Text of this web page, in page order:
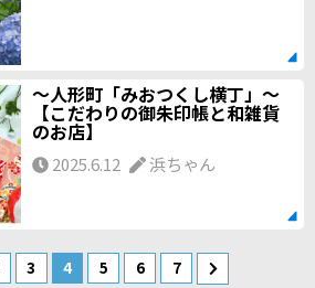
～人形町「みおつくし横丁」～
【こだわりの御朱印帳と和雑貨
のお店】
2025.6.12 浜ちゃん
3 4 5 6 7